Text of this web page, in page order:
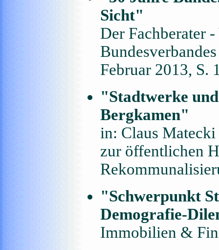
Sicht"
Der Fachberater
Februar 2013, S.
"Stadtwerke
Bergkamen"
in: Claus
zur öffentlichen
"Schwerpunkt
Demografie-
Immobilien &